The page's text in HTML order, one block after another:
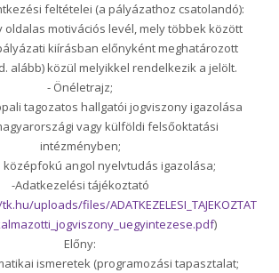
feltételei (a pályázathoz csatolandó):
oldalas motivációs levél, mely többek között
kiírásban előnyként meghatározott
alább) közül melyikkel rendelkezik a jelölt.
- Önéletrajz;
tagozatos hallgatói jogviszony igazolása
vagy külföldi felsőoktatási
intézményben;
középfokú angol nyelvtudás igazolása;
-Adatkezelési tájékoztató
uploads/files/ADATKEZELESI_TAJEKOZTAT
)
Előny:
ismeretek (programozási tapasztalat;